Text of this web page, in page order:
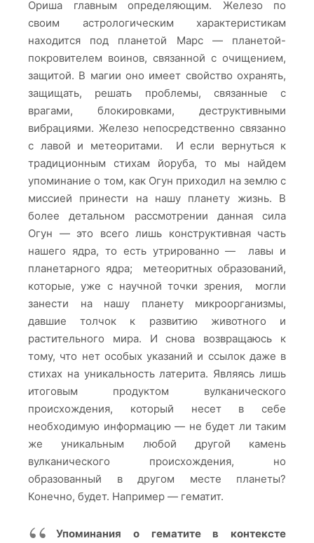
Ориша главным определяющим. Железо по
своим астрологическим характеристикам
находится под планетой Марс — планетой-
покровителем воинов, связанной с очищением,
защитой. В магии оно имеет свойство охранять,
защищать, решать проблемы, связанные с
врагами, блокировками, деструктивными
вибрациями. Железо непосредственно связанно
с лавой и метеоритами. И если вернуться к
традиционным стихам йоруба, то мы найдем
упоминание о том, как Огун приходил на землю с
миссией принести на нашу планету жизнь. В
более детальном рассмотрении данная сила
Огун — это всего лишь конструктивная часть
нашего ядра, то есть утрированно — лавы и
планетарного ядра; метеоритных образований,
которые, уже с научной точки зрения, могли
занести на нашу планету микроорганизмы,
давшие толчок к развитию животного и
растительного мира. И снова возвращаюсь к
тому, что нет особых указаний и ссылок даже в
стихах на уникальность латерита. Являясь лишь
итоговым продуктом вулканического
происхождения, который несет в себе
необходимую информацию — не будет ли таким
же уникальным любой другой камень
вулканического происхождения, но
образованный в другом месте планеты?
Конечно, будет. Например — гематит.
Упоминания о гематите в контексте